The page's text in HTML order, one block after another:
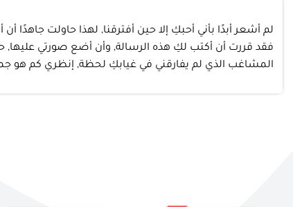
لم أشعر أبدًا بأني أحبكِ إلا حين أفترقنا, لهذا حاولت
فقد قررت أن أكتب لكِ هذه الرسالة, وأن أضع صورتي عليها,
المشاغب الذي لم يفارقني في غيابكِ لحظة, إنظري كم هو